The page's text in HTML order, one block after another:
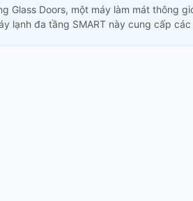
Glass Doors, một máy làm mát thông
lạnh đa tầng SMART này cung cấp